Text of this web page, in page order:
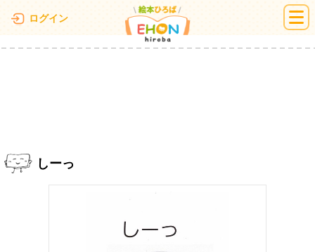
ログイン 絵本ひろば
しーっ